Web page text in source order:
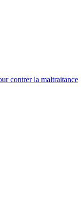
contrer la maltraitance